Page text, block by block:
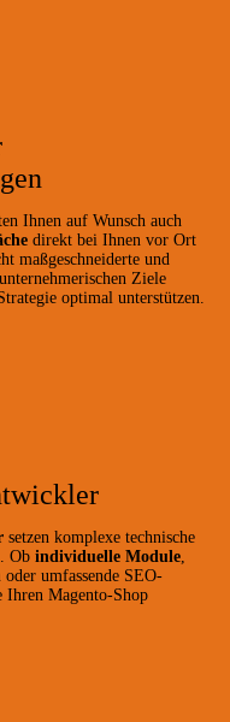
Ihnen auf Wunsch auch
direkt bei Ihnen vor Ort
maßgeschneiderte und
Ziele
optimal unterstützen.
setzen komplexe technische
Ob individuelle Module
oder umfassende SEO-
Magento-Shop